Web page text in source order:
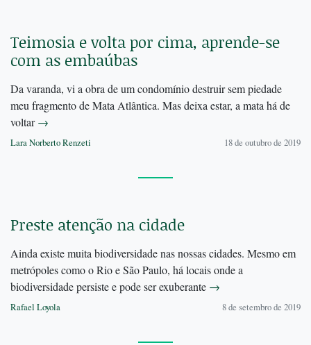
Teimosia e volta por cima, aprende-se
com as embaúbas
Da varanda, vi a obra de um condomínio destruir sem piedade
meu fragmento de Mata Atlântica. Mas deixa estar, a mata há de
voltar→
Lara Norberto Renzeti 18 de outubro de 2019
Preste atenção na cidade
Ainda existe muita biodiversidade nas nossas cidades. Mesmo em
metrópoles como o Rio e São Paulo, há locais onde a
biodiversidade persiste e pode ser exuberante →
Rafael Loyola 8 de setembro de 2019